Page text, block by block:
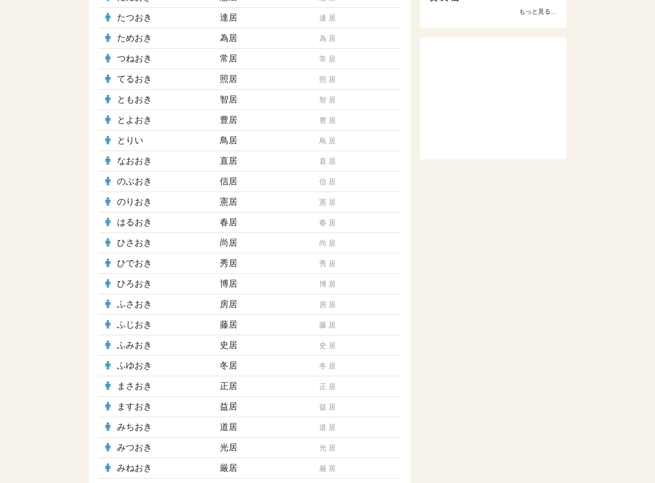
たつおき 達居 達 居
ためおき 為居 為 居
つねおき 常居 常 居
てるおき 照居 照 居
ともおき 智居 智 居
とよおき 豊居 豊 居
とりい 鳥居 鳥 居
なおおき 直居 直 居
のぶおき 信居 信 居
のりおき 憲居 憲 居
はるおき 春居 春 居
ひさおき 尚居 尚 居
ひでおき 秀居 秀 居
ひろおき 博居 博 居
ふさおき 房居 房 居
ふじおき 藤居 藤 居
ふみおき 史居 史 居
ふゆおき 冬居 冬 居
まさおき 正居 正 居
ますおき 益居 益 居
みちおき 道居 道 居
みつおき 光居 光 居
みねおき 厳居 厳 居
もっと見る...